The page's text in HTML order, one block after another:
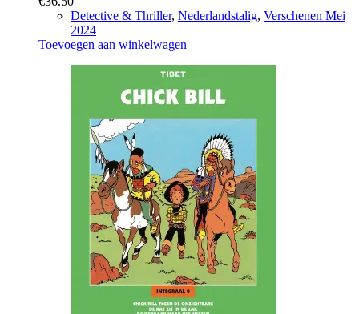
Detective & Thriller, Nederlandstalig, Verschenen Mei
2024
Toevoegen aan winkelwagen